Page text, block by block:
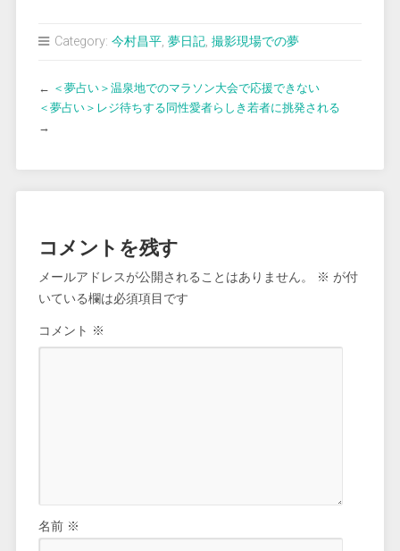
Category: 今村昌平, 夢日記, 撮影現場での夢
← ＜夢占い＞温泉地でのマラソン大会で応援できない
＜夢占い＞レジ待ちする同性愛者らしき若者に挑発される
→
コメントを残す
メールアドレスが公開されることはありません。 ※ が付
いている欄は必須項目です
コメント ※
名前 ※